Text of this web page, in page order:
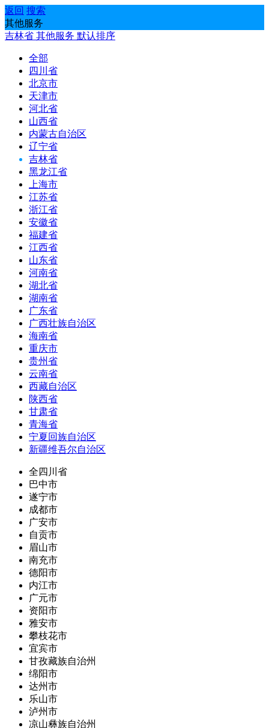
返回 搜索
其他服务
吉林省 其他服务 默认排序
全部
四川省
北京市
天津市
河北省
山西省
内蒙古自治区
辽宁省
吉林省
黑龙江省
上海市
江苏省
浙江省
安徽省
福建省
江西省
山东省
河南省
湖北省
湖南省
广东省
广西壮族自治区
海南省
重庆市
贵州省
云南省
西藏自治区
陕西省
甘肃省
青海省
宁夏回族自治区
新疆维吾尔自治区
全四川省
巴中市
遂宁市
成都市
广安市
自贡市
眉山市
南充市
德阳市
内江市
广元市
资阳市
雅安市
攀枝花市
宜宾市
甘孜藏族自治州
绵阳市
达州市
乐山市
泸州市
凉山彝族自治州